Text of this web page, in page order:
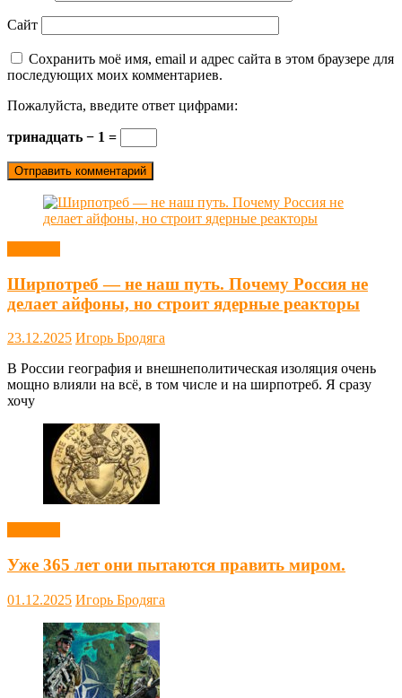
Сайт
Сохранить моё имя, email и адрес сайта в этом браузере для
последующих моих комментариев.
Пожалуйста, введите ответ цифрами:
тринадцать − 1 =
Ширпотреб — не наш путь. Почему Россия не
делает айфоны, но строит ядерные реакторы
23.12.2025 Игорь Бродяга
В России география и внешнеполитическая изоляция очень
мощно влияли на всё, в том числе и на ширпотреб. Я сразу
хочу
Уже 365 лет они пытаются править миром.
01.12.2025 Игорь Бродяга